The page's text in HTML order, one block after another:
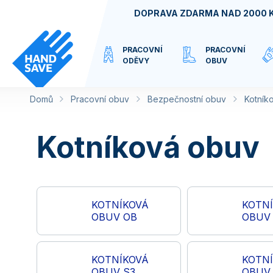
DOPRAVA ZDARMA NAD 2000
PRACOVNÍ
ODĚVY
PRACOVNÍ
OBUV
VIRTUÁLNÍ
Domů Pracovní obuv Bezpečnostní obuv
Kotníková obuv
KOTNÍKOVÁ
OBUV OB
OBUV
KOTNÍKOVÁ